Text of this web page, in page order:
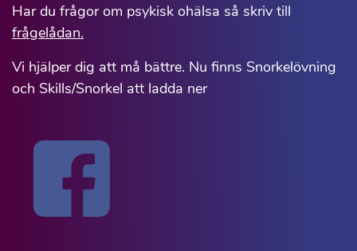
Har du frågor om psykisk ohälsa så skriv till
frågelådan.
Vi hjälper dig att må bättre. Nu finns Snorkelövning
och Skills/Snorkel att ladda ner